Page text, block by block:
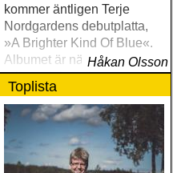
kommer äntligen Terje
Nordgardens debutplatta,
»A Brighter Kind Of Blue«.
Albumet är nära, enkelt och
ärligt och handlar om
upplevelser och historier
från en ung mans liv
Håkan Olsson
Toplista